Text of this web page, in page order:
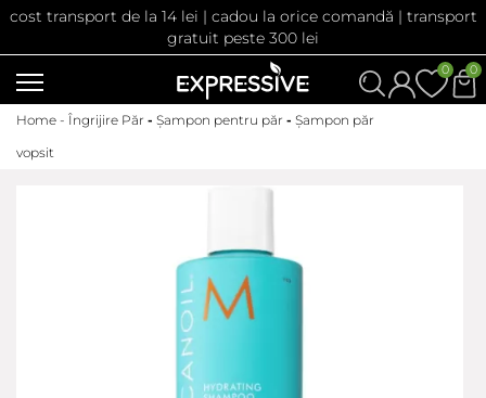
cost transport de la 14 lei | cadou la orice comandă | transport
gratuit peste 300 lei
0
0
Home - Îngrijire Păr - Șampon pentru păr - Șampon păr
vopsit